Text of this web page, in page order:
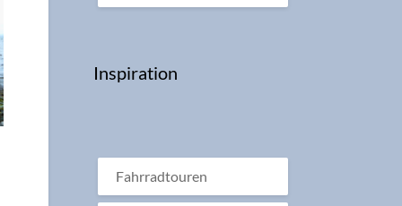
Inspiration
Fahrradtouren